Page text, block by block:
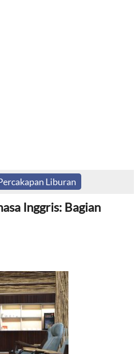
Liburan
Inggris: Bagian